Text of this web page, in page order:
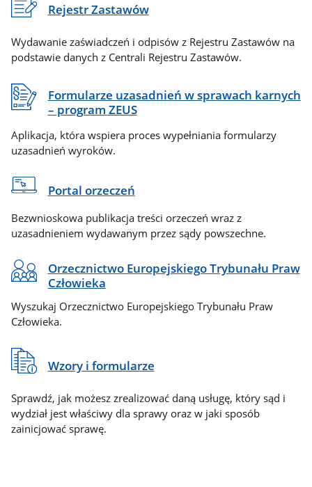
Rejestr Zastawów
Wydawanie zaświadczeń i odpisów z Rejestru Zastawów na
podstawie danych z Centrali Rejestru Zastawów.
Formularze uzasadnień w sprawach karnych
– program ZEUS
Aplikacja, która wspiera proces wypełniania formularzy
uzasadnień wyroków.
Portal orzeczeń
Bezwnioskowa publikacja treści orzeczeń wraz z
uzasadnieniem wydawanym przez sądy powszechne.
Orzecznictwo Europejskiego Trybunału Praw
Człowieka
Wyszukaj Orzecznictwo Europejskiego Trybunału Praw
Człowieka.
Wzory i formularze
Sprawdź, jak możesz zrealizować daną usługę, który sąd i
wydział jest właściwy dla sprawy oraz w jaki sposób
zainicjować sprawę.